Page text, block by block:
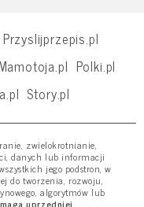
Przyslijprzepis.pl
Mamotoja.pl Polki.pl
Story.pl
zwielokrotnianie,
danych lub informacji
jego podstron, w
do tworzenia, rozwoju,
algorytmów lub